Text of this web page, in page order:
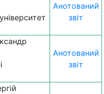
Анотований
звіт
Анотований
звіт